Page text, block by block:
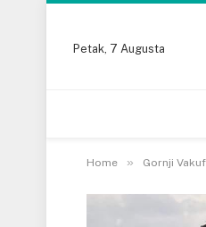
Petak, 7 Augusta
Home » Gornji